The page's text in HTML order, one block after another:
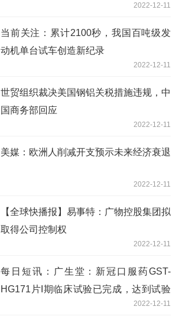
2022-12-11
当前关注：累计2100秒，我国百吨级发
动机单台试车创造新纪录
2022-12-11
世贸组织裁决美国钢铝关税措施违规，中
国商务部回应
2022-12-11
美媒：欧洲人削减开支预示未来经济衰退
2022-12-11
【全球快播报】易事特：广物控股集团拟
取得公司控制权
2022-12-11
每日短讯：广生堂：新冠口服药GST-
HG171片I期临床试验已完成，达到试验
2022-12-11